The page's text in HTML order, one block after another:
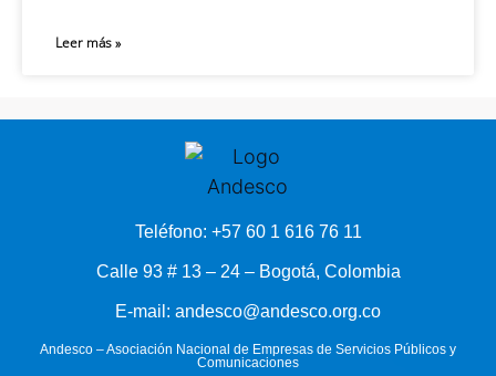
Leer más »
Teléfono: +57 60 1 616 76 11
Calle 93 # 13 – 24 – Bogotá, Colombia
E-mail: andesco@andesco.org.co
Andesco – Asociación Nacional de Empresas de Servicios Públicos y
Comunicaciones